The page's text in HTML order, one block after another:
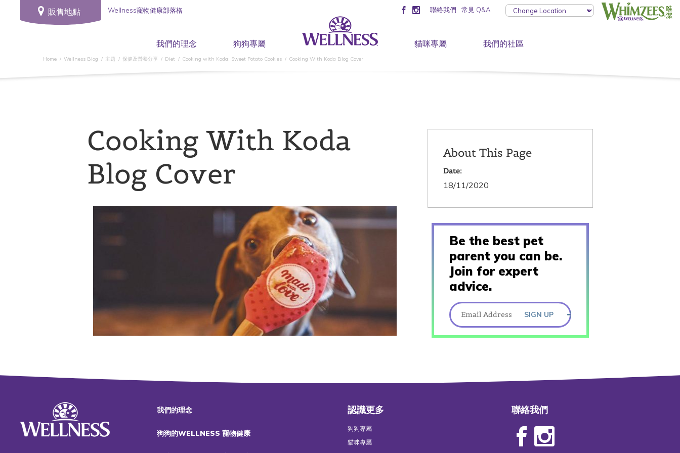
販售地點 Wellness寵物健康部落格 聯絡我們 常見 Q&A
我們的理念 狗狗專屬 貓咪專屬 我們的社區
Home Wellness Blog 主題 保健及營養分享 Diet Cooking with Koda: Sweet Potato Cookies Cooking With Koda Blog Cover
Cooking With Koda
Blog Cover
About This Page
Date:
18/11/2020
Be the best pet
parent you can be.
Join for expert
advice.
SIGN UP
我們的理念
狗狗的WELLNESS 寵物健康
認識更多
狗狗專屬
貓咪專屬
聯絡我們